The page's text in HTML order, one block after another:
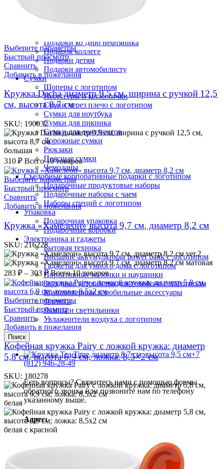
Подарки на День юриста 3 декабря
Подарки программистам
Подарки ко Дню нефтяника
Подарок коллеге
Подарки детям
Подарки автомобилисту
Сумки
Шоперы с логотипом
Несессеры и косметички
Сумки через плечо с логотипом
Сумки для ноутбука
Сумки для пикника
Сумки для документов
Дорожные сумки
Рюкзаки
Поясные сумки
Чемоданы
Съедобные корпоративные подарки с логотипом
Подарочные продуктовые наборы
Подарочные наборы с чаем
Наборы специй с логотипом
Упаковка
Подарочная упаковка
Подарочные коробки
Электроника и гаджеты
Бытовая техника
Внешние аккумуляторы power bank с логотипом
Гаджеты для умного дома с логотипом
Портативные колонки и наушники
Зарядные устройства для телефона с логотипом
Компьютерные и мобильные аксессуары
Флешки
Лампы и светильники
Увлажнители воздуха с логотипом
Поиск
+7
(812) 946-28-49
Есть вопросы? Свяжитесь нами с помощью формы
обратного звонка или позвоните нам по телефону
указанному выше.
Адрес:
Выберите параметры
Быстрый просмотр
Сравнить
Добавить в пожелания
Кружка Dacha диаметр 9,5 см, ширина с ручкой 12,5
см, высота 8,7 см
SKU: 190032
большая
310 ₽ Всего 10 товаров
Выберите параметры
Быстрый просмотр
Сравнить
Добавить в пожелания
Кружка «Хамелеон» высота 9,7 см, диаметр 8,2 см
SKU:216228
ver.2
матовая
283 ₽ – 303₽ Всего 10 товаров
Выберите параметры
Быстрый просмотр
Сравнить
Добавить в пожелания
Кофейная кружка Pairy с ложкой кружка: диаметр
5,8 см, высота 6,9 см; ложка: 8,5×2 см
SKU: 180278
белая
белая с красной